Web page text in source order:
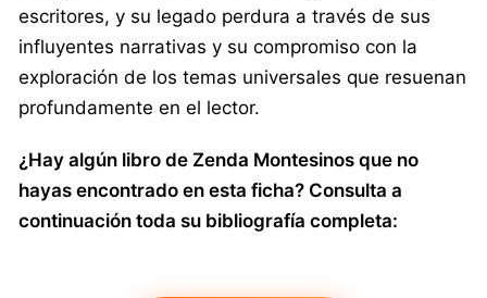
escritores, y su legado perdura a través de sus
influyentes narrativas y su compromiso con la
exploración de los temas universales que resuenan
profundamente en el lector.
¿Hay algún libro de Zenda Montesinos que no
hayas encontrado en esta ficha? Consulta a
continuación toda su bibliografía completa: